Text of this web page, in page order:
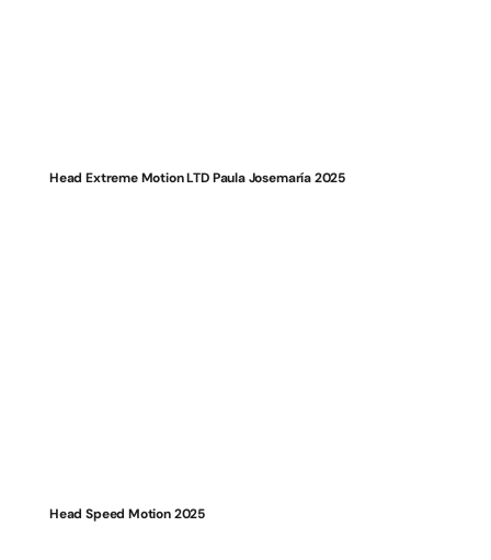
Head Extreme Motion LTD Paula Josemaría 2025
Head Speed Motion 2025